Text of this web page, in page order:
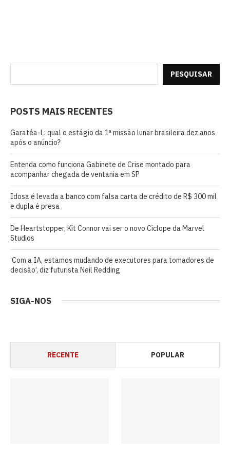
PESQUISAR
POSTS MAIS RECENTES
Garatéa-L: qual o estágio da 1ª missão lunar brasileira dez anos
após o anúncio?
Entenda como funciona Gabinete de Crise montado para
acompanhar chegada de ventania em SP
Idosa é levada a banco com falsa carta de crédito de R$ 300 mil
e dupla é presa
De Heartstopper, Kit Connor vai ser o novo Ciclope da Marvel
Studios
‘Com a IA, estamos mudando de executores para tomadores de
decisão’, diz futurista Neil Redding
SIGA-NOS
RECENTE POPULAR